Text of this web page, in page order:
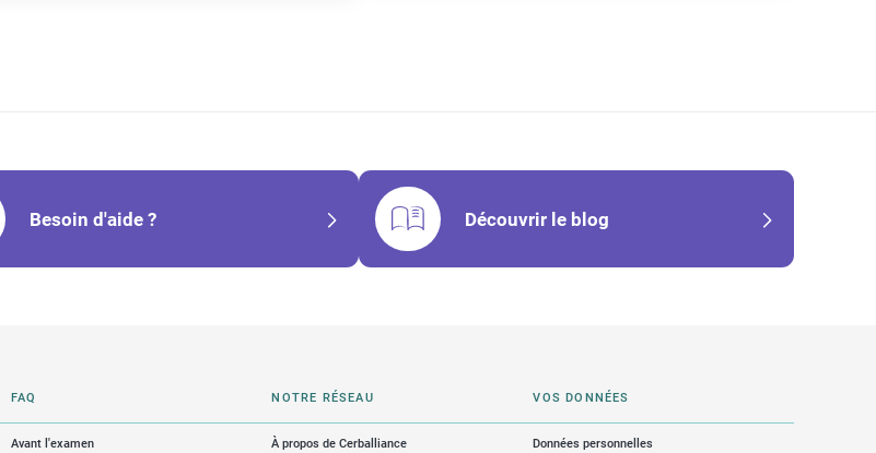
Besoin d'aide ? Découvrir le blog
FAQ
Avant l'examen
NOTRE RÉSEAU
À propos de Cerballiance
VOS DONNÉES
Données personnelles